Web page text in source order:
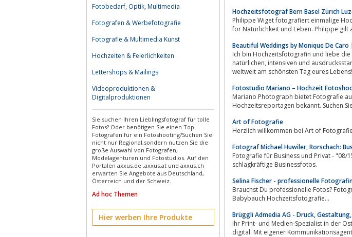
Fotobedarf, Optik, Multimedia
Fotografen & Werbefotografie
Fotografie & Multimedia Kunst
Hochzeiten & Feierlichkeiten
Lettershops & Mailings
Videoproduktionen &
Digitalproduktionen
Sie suchen Ihren Lieblingsfotograf für tolle
Fotos? Oder benötigen Sie einen Top
Fotografen für ein Fotoshooting?Suchen Sie
nicht nur Regional,sondern nutzen Sie die
große Auswahl von Fotografen,
Modelagenturen und Fotostudios. Auf den
Portalen axxus.de ,axxus.at und axxus.ch
erwarten Sie Angebote aus Deutschland,
Österreich und der Schweiz.
Ad hoc Themen
Hier werben Ihre Produkte
Hochzeitsfotograf Bern Basel Zürich
Philippe Wiget fotografiert einmalige
for Natürlichkeit und Leben. Philippe
Beautiful Weddings by Monique De
Ich bin Hochzeitsfotografin und liebe
natürlichen, intensiven und ausdrucksstarken Bildern für immer festzuhalten. Ich begleite euch gerne deutschlandweit und
weltweit am schönsten Tag eures Lebens!
Fotostudio Mariano – Hochzeit
Mariano Photograph bietet Fotografie
Hochzeitsreportagen bekannt. Suchen
Art of Fotografie
Herzlich willkommen bei Art of
Fotograf Michael Huwiler, Rorschach:
Fotografie für Business und Privat - "08/15 gibts
schlagkräftige Businessfotos.
Selina Fischer - professionelle
Brauchst Du professionelle Fotos?
Babybauch Hochzeitsfotografie...
Brüggli Admedia AG - Druck,
Ihr Print- und Medien-Spezialist in der
digital. Mit eigener